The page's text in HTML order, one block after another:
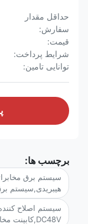
حداقل مقدار
سفارش:
قیمت:
شرایط پرداخت:
توانایی تامین:
برچسب ها:
سیستم برق
هیبریدی,سیستم
DC48V,کابینت مخابرات برق اصلاح کننده